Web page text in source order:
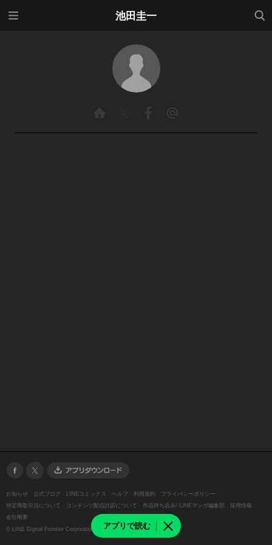
池田圭一
検索
アプリで読む
お知らせ 公式ブログ LINEコミックス ヘルプ 利用規約
プライバシーポリシー
特定商取引法について
コンテンツ配信許諾について 作品持ち込み/ LINEマンガ編集部
採用情報
会社概要
© LINE Digital Frontier Corporation